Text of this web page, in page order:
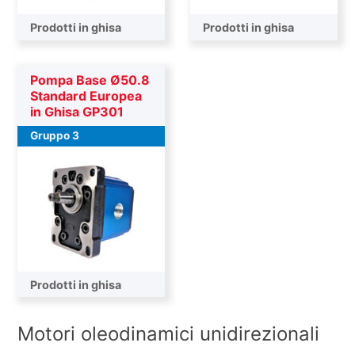
Prodotti in ghisa Prodotti in ghisa
Pompa Base Ø50.8
Standard Europea
in Ghisa GP301
Gruppo 3
Prodotti in ghisa
Motori oleodinamici unidirezionali